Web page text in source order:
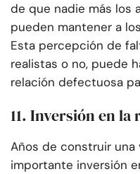
de que nadie más los
pueden mantener a
Esta percepción de
realistas o no, puede
relación defectuosa
11. Inversión en la
Años de construir
importante inversión